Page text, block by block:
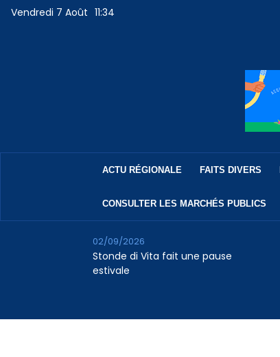
Vendredi 7 Août 11:34
ACTU RÉGIONALE FAITS DIVERS
CONSULTER LES MARCHÉS PUBLICS
Stonde di Vita fait une pause
estivale
02/09/2026